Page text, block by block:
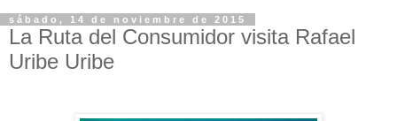
sábado, 14 de noviembre de 2015
La Ruta del Consumidor visita Rafael
Uribe Uribe